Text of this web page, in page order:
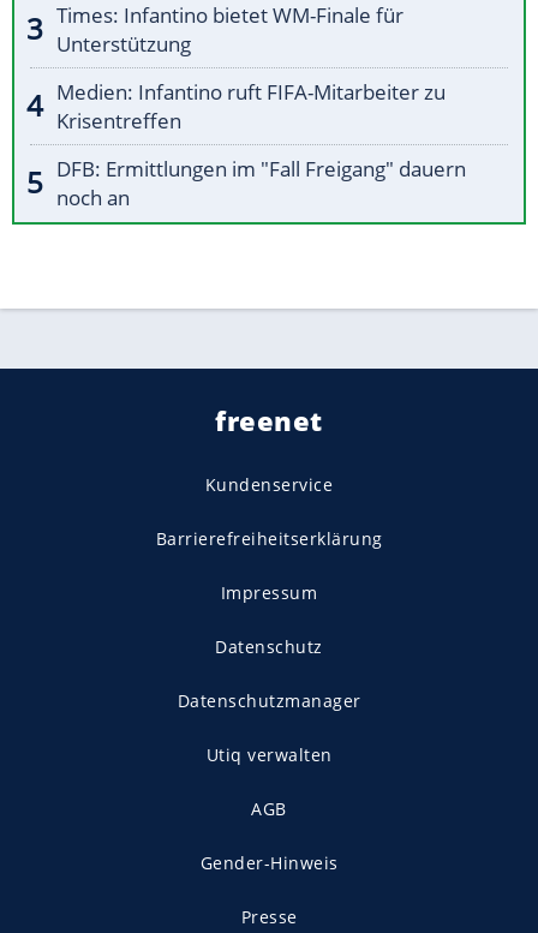
Times: Infantino bietet WM-Finale für
Unterstützung
Medien: Infantino ruft FIFA-Mitarbeiter zu
Krisentreffen
DFB: Ermittlungen im "Fall Freigang" dauern
noch an
freenet
Kundenservice
Barrierefreiheitserklärung
Impressum
Datenschutz
Datenschutzmanager
Utiq verwalten
AGB
Gender-Hinweis
Presse